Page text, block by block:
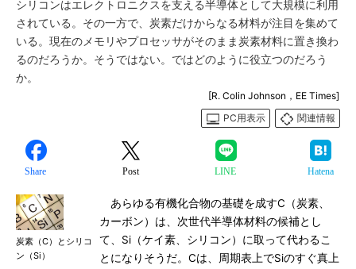
シリコンはエレクトロニクスを支える半導体として大規模に利用
されている。その一方で、炭素だけからなる材料が注目を集めて
いる。現在のメモリやプロセッサがそのまま炭素材料に置き換わ
るのだろうか。そうではない。ではどのように役立つのだろう
か。
[R. Colin Johnson，EE Times]
PC用表示
関連情報
Share Post LINE Hatena
炭素（C）とシリコ
ン（Si）
あらゆる有機化合物の基礎を成すC（炭素、
カーボン）は、次世代半導体材料の候補とし
て、Si（ケイ素、シリコン）に取って代わるこ
とになりそうだ。Cは、周期表上でSiのすぐ真上